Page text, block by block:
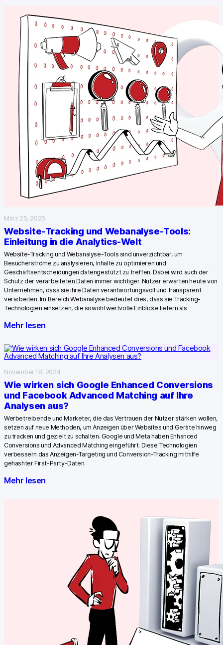
März 25, 2025
Website-Tracking und Webanalyse-Tools:
Einleitung in die Analytics-Welt
Website-Tracking und Webanalyse-Tools sind unverzichtbar, um
Besucherströme zu analysieren, Inhalte zu optimieren und
Geschäftsentscheidungen datengestützt zu treffen. Dabei wird auch der
Schutz der verarbeiteten Daten immer wichtiger. Nutzer erwarten heute von
Unternehmen, dass sie ihre Daten verantwortungsvoll und transparent
verarbeiten. Im Bereich Webanalyse bedeutet dies, dass sie Tracking-
Technologien einsetzen, die sowohl wertvolle Einblicke liefern als…
Mehr lesen
November 18, 2024
Wie wirken sich Google Enhanced Conversions
und Facebook Advanced Matching auf Ihre
Analysen aus?
Werbetreibende und Marketer, die das Vertrauen der Nutzer stärken wollen,
setzen auf neue Methoden, um Anzeigen über Websites und Geräte hinweg
zu tracken und gezielt zu schalten. Google und Meta haben Enhanced
Conversions und Advanced Matching eingeführt. Diese Technologien
verbessern das Anzeigen-Targeting und Conversion-Tracking mithilfe
gehashter First-Party-Daten.
Mehr lesen